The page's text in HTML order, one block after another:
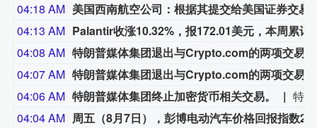
04:18 AM
04:13 AM
04:08 AM 特朗普媒体集团退出与Crypto.com的两项交易
04:07 AM
04:06 AM 特朗普媒体集团终止加密货币相关交易。
04:04 AM